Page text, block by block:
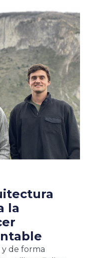
la
y de forma